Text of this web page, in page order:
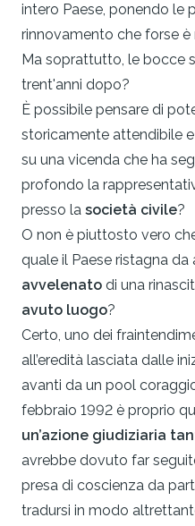
intero Paese, ponendo le
rinnovamento che forse
Ma soprattutto, le bocce
trent'anni dopo?
È possibile pensare di
storicamente attendibile
su una vicenda che ha
profondo la
presso la società civile?
O non è piuttosto vero che
quale il Paese ristagna da
avvelenato di una
avuto luogo?
Certo, uno dei
all’eredità lasciata dalle
avanti da un pool
febbraio 1992 è proprio
un’azione giudiziaria
avrebbe dovuto far
presa di coscienza da
tradursi in modo